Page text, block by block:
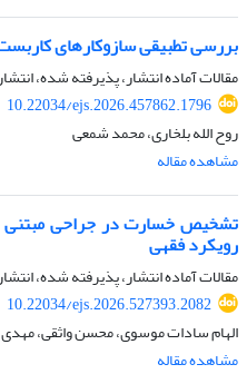
بررسی تطبیقی سازوکارهای
مقالات آماده انتشار، پذیرفته شده،
10.22034/ejs.2026.457862.1796
روح الله بلخاری، محمد شمعی
مشاهده مقاله
تشخیص خسارت در جراحی مبتنی
رویکرد فقهی
مقالات آماده انتشار، پذیرفته شده،
10.22034/ejs.2026.527393.2082
الهام سادات موسوی، محسن واثقی،
مشاهده مقاله